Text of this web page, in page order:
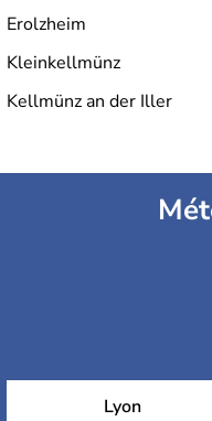
Erolzheim
Kleinkellmünz
Kellmünz an der Iller
Lyon